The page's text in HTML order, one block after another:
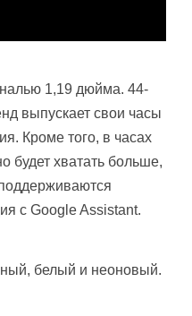
1,19 дюйма. 44-
выпускает свои часы
Кроме того, в часах
будет хватать больше,
с Google Assistant.
белый и неоновый.